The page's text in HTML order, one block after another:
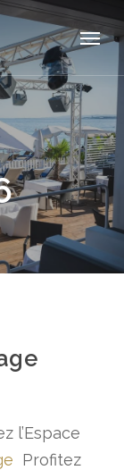
Menu
l’Espace
Profitez